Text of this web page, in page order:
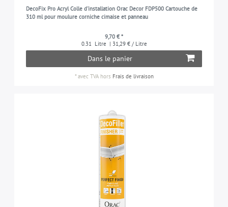
DecoFix Pro Acryl Colle d'installation Orac Decor FDP500 Cartouche de
310 ml pour moulure corniche cimaise et panneau
9,70 € *
0.31 Litre | 31,29 € / Litre
Dans le panier
*avec TVAhors Frais de livraison